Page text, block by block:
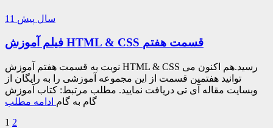
11 سال پیش
فیلم آموزش HTML & CSS قسمت هفتم
نوبت به قسمت هفتم آموزش HTML & CSS رسید.هم اکنون می
توانید هفتمین قسمت از این مجموعه آموزشی را به رایگان از
وبسایت مقاله آی تی دریافت نمایید. مطلب مرتبط: کتاب آموزش
گام به گام ادامه مطلب
1 2